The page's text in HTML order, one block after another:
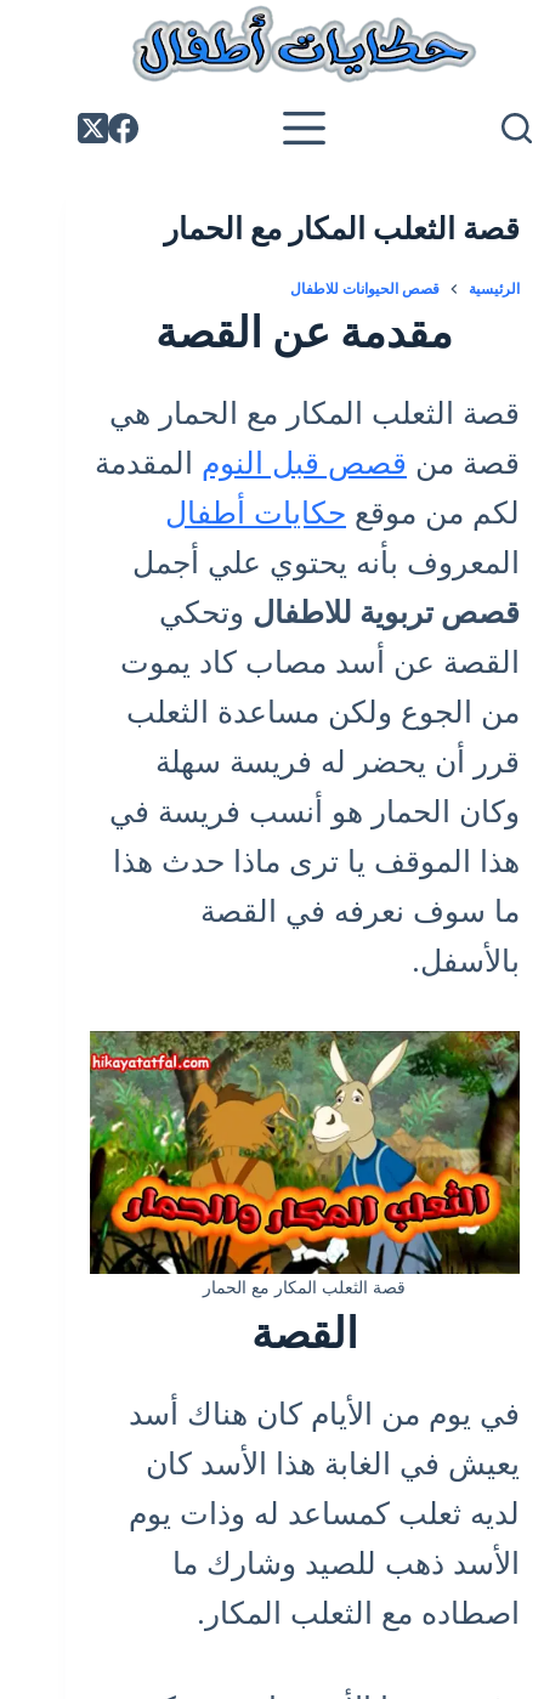
المحتوى
قصة الثعلب المكار مع الحمار
الرئيسية قصص الحيوانات للاطفال
مقدمة عن القصة
قصة الثعلب المكار مع الحمار هي
قصة من قصص قبل النوم المقدمة
لكم من موقع حكايات أطفال
المعروف بأنه يحتوي علي أجمل
قصص تربوية للاطفال وتحكي
القصة عن أسد مصاب كاد يموت
من الجوع ولكن مساعدة الثعلب
قرر أن يحضر له فريسة سهلة
وكان الحمار هو أنسب فريسة في
هذا الموقف يا ترى ماذا حدث هذا
ما سوف نعرفه في القصة
بالأسفل.
قصة الثعلب المكار مع الحمار
القصة
في يوم من الأيام كان هناك أسد
يعيش في الغابة هذا الأسد كان
لديه ثعلب كمساعد له وذات يوم
الأسد ذهب للصيد وشارك ما
اصطاده مع الثعلب المكار.